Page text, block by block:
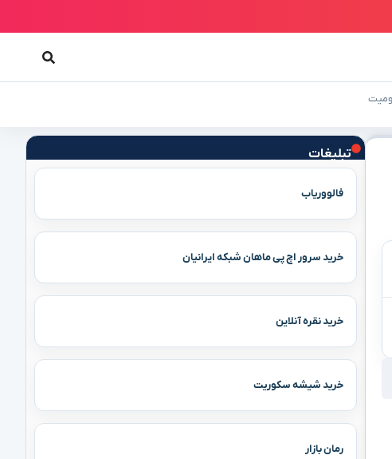
تبلیغات
فالووریاب
خرید سرور اچ پی ماهان شبکه ایرانیان
خرید نقره آنلاین
خرید شیشه سکوریت
رمان بازار